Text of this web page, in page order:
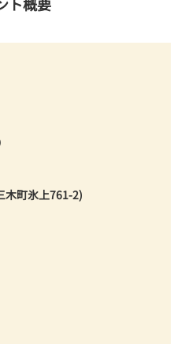
木町氷上761-2)